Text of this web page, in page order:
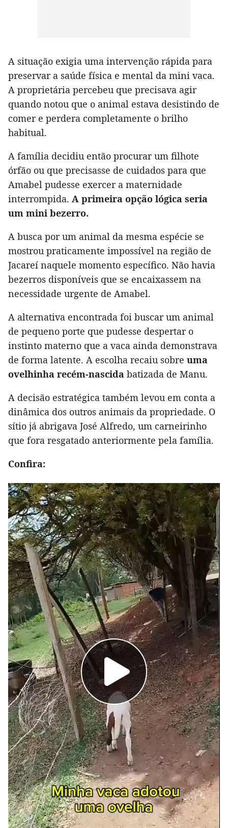
A situação exigia uma intervenção rápida para
preservar a saúde física e mental da mini vaca.
A proprietária percebeu que precisava agir
quando notou que o animal estava desistindo de
comer e perdera completamente o brilho
habitual.
A família decidiu então procurar um filhote
órfão ou que precisasse de cuidados para que
Amabel pudesse exercer a maternidade
interrompida. A primeira opção lógica seria
um mini bezerro.
A busca por um animal da mesma espécie se
mostrou praticamente impossível na região de
Jacareí naquele momento específico. Não havia
bezerros disponíveis que se encaixassem na
necessidade urgente de Amabel.
A alternativa encontrada foi buscar um animal
de pequeno porte que pudesse despertar o
instinto materno que a vaca ainda demonstrava
de forma latente. A escolha recaiu sobre uma
ovelhinha recém-nascida batizada de Manu.
A decisão estratégica também levou em conta a
dinâmica dos outros animais da propriedade. O
sítio já abrigava José Alfredo, um carneirinho
que fora resgatado anteriormente pela família.
Confira: